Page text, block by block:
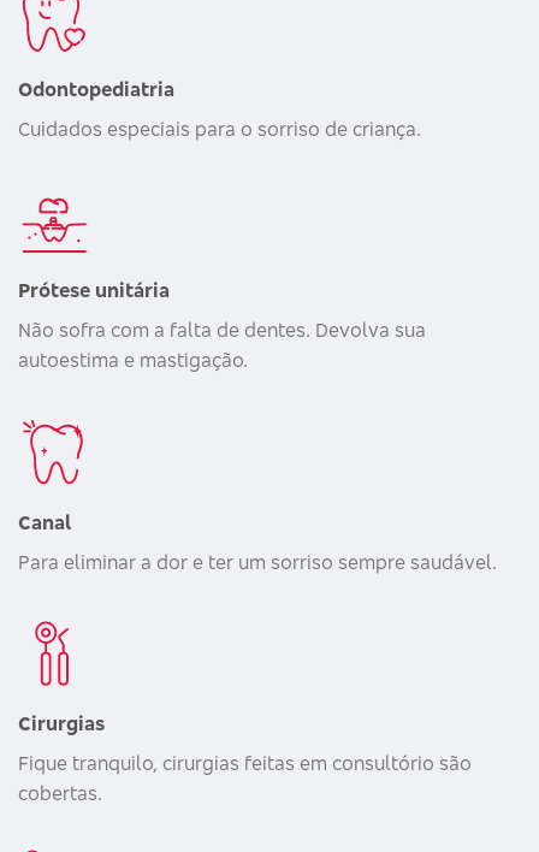
Odontopediatria
Cuidados especiais para o sorriso de criança.
Prótese unitária
Não sofra com a falta de dentes. Devolva sua
autoestima e mastigação.
Canal
Para eliminar a dor e ter um sorriso sempre saudável.
Cirurgias
Fique tranquilo, cirurgias feitas em consultório são
cobertas.